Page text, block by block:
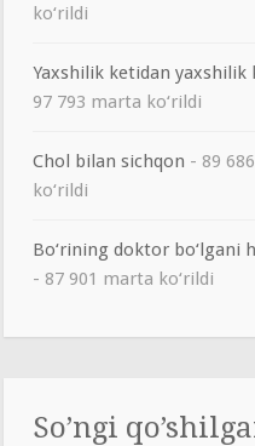
ko‘rildi
Yaxshilik ketidan yaxshilik
97 793 marta ko‘rildi
Chol bilan sichqon - 89
ko‘rildi
Bo‘rining doktor bo‘lgani
- 87 901 marta ko‘rildi
So’ngi